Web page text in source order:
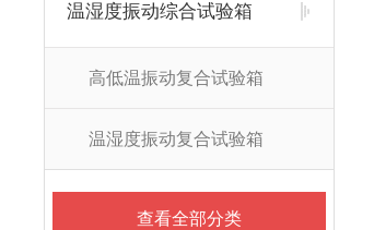
温湿度振动综合试验箱
高低温振动复合试验箱
温湿度振动复合试验箱
查看全部分类